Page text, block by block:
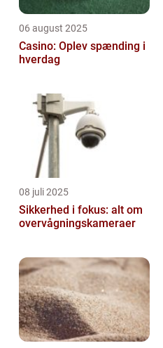
06 august 2025
Casino: Oplev spænding i
hverdag
08 juli 2025
Sikkerhed i fokus: alt om
overvågningskameraer